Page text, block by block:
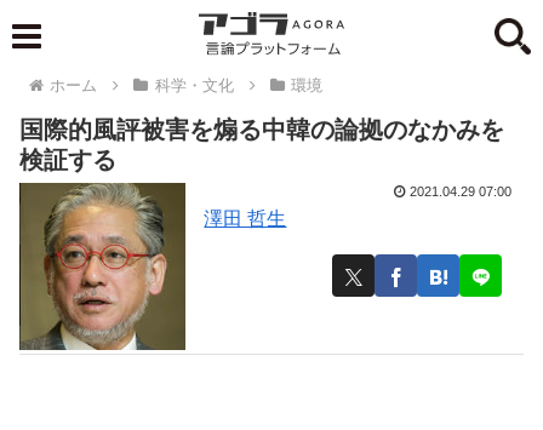
ホーム 科学・文化 環境
国際的風評被害を煽る中韓の論拠のなかみを
検証する
澤田 哲生
2021.04.29 07:00